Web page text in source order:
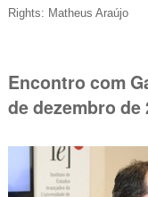
Rights: Matheus Araújo
Encontro com
de dezembro de